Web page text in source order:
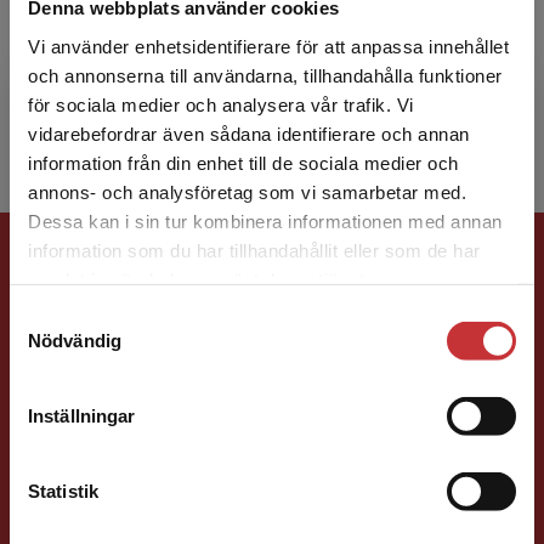
Denna webbplats använder cookies
Vi använder enhetsidentifierare för att anpassa innehållet
och annonserna till användarna, tillhandahålla funktioner
för sociala medier och analysera vår trafik. Vi
vidarebefordrar även sådana identifierare och annan
information från din enhet till de sociala medier och
annons- och analysföretag som vi samarbetar med.
Dessa kan i sin tur kombinera informationen med annan
information som du har tillhandahållit eller som de har
Nödvändig
Inställningar
Statistik
Begränsad fraktregion
Det verkar som att du besöker
studentlitteratur.se via en enhet utanför Sverige.
Vi erbjuder inte leveranser utanför Sverige. För
att kunna slutföra ett köp måste
Lars Ekström är VD och utbildare på företaget
Försäkringsutbildning och har drygt 45 års
erfarenhet inom försäkringsbranschen. Han
utbildar försäkr...
Förlagskontakt